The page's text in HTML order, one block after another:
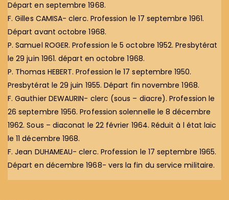
Départ en septembre 1968.
F. Gilles CAMISA- clerc. Profession le 17 septembre 1961.
Départ avant octobre 1968.
P. Samuel ROGER. Profession le 5 octobre 1952. Presbytérat
le 29 juin 1961. départ en octobre 1968.
P. Thomas HEBERT. Profession le 17 septembre 1950.
Presbytérat le 29 juin 1955. Départ fin novembre 1968.
F. Gauthier DEWAURIN- clerc (sous – diacre). Profession le
26 septembre 1956. Profession solennelle le 8 décembre
1962. Sous – diaconat le 22 février 1964. Réduit à l état laïc
le 11 décembre 1968.
F. Jean DUHAMEAU- clerc. Profession le 17 septembre 1965.
Départ en décembre 1968- vers la fin du service militaire.